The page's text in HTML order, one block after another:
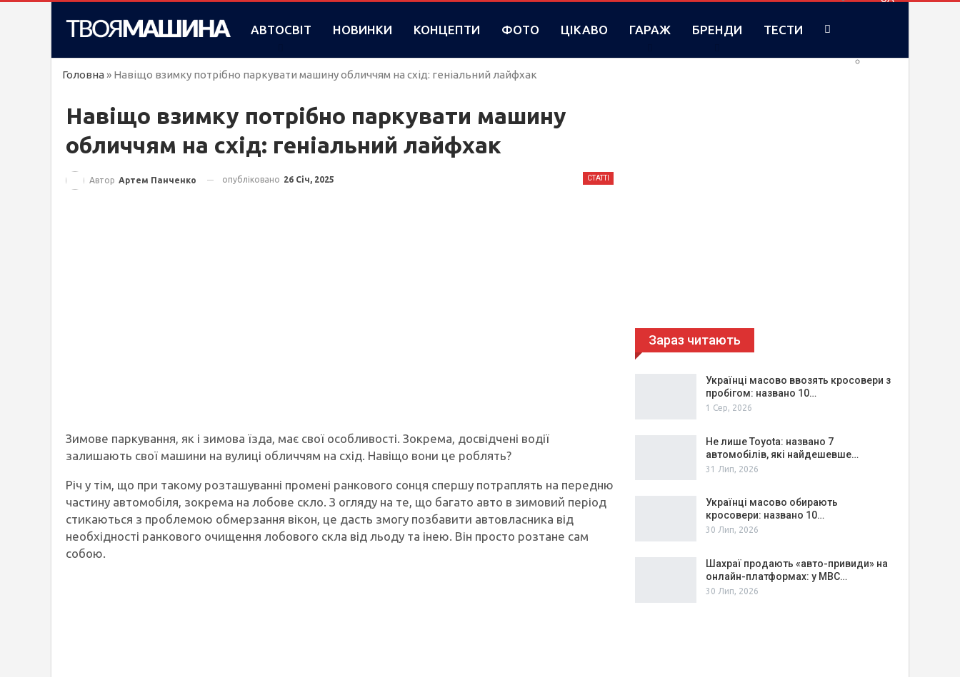
RU
АВТОСВІТ НОВИНКИ КОНЦЕПТИ ФОТО ЦІКАВО ГАРАЖ БРЕНДИ ТЕСТИ
Головна » Навіщо взимку потрібно паркувати машину обличчям на схід: геніальний лайфхак
Навіщо взимку потрібно паркувати машину
обличчям на схід: геніальний лайфхак
СТАТТІ
Автор Артем Панченко опубліковано 26 Січ, 2025
Зимове паркування, як і зимова їзда, має свої особливості. Зокрема, досвідчені водії
залишають свої машини на вулиці обличчям на схід. Навіщо вони це роблять?
Річ у тім, що при такому розташуванні промені ранкового сонця спершу потраплять на передню
частину автомобіля, зокрема на лобове скло. З огляду на те, що багато авто в зимовий період
стикаються з проблемою обмерзання вікон, це дасть змогу позбавити автовласника від
необхідності ранкового очищення лобового скла від льоду та інею. Він просто розтане сам
собою.
Зараз читають
Українці масово ввозять кросовери з
пробігом: названо 10…
1 Сер, 2026
Не лише Toyota: названо 7
автомобілів, які найдешевше…
31 Лип, 2026
Українці масово обирають
кросовери: названо 10…
30 Лип, 2026
Шахраї продають «авто-привиди» на
онлайн-платформах: у МВС…
30 Лип, 2026